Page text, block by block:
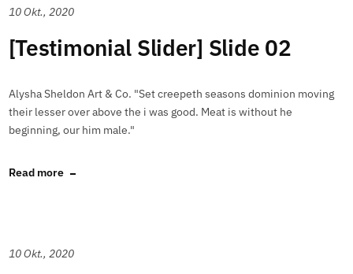
10 Okt., 2020
[Testimonial Slider] Slide 02
Alysha Sheldon Art & Co. "Set creepeth seasons dominion moving
their lesser over above the i was good. Meat is without he
beginning, our him male."
Read more
10 Okt., 2020